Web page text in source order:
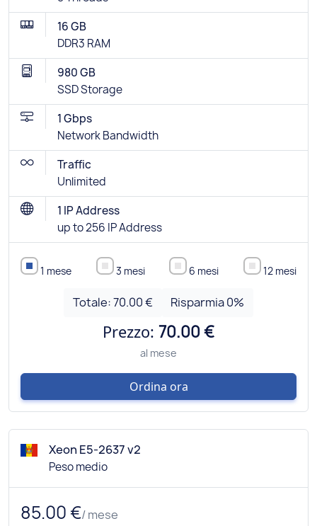
16 GB
DDR3 RAM
980 GB
SSD Storage
1 Gbps
Network Bandwidth
Traffic
Unlimited
1 IP Address
up to 256 IP Address
1 mese 3 mesi 6 mesi 12 mesi
Totale:70.00 € Risparmia0%
Prezzo: 70.00 €
al mese
Ordina ora
Xeon E5-2637 v2
Peso medio
85.00 €/ mese